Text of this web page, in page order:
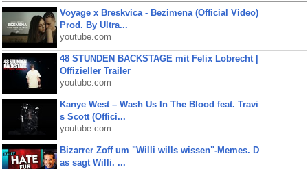
Voyage x Breskvica - Bezimena (Official Video)
Prod. By Ultra...
youtube.com
48 STUNDEN BACKSTAGE mit Felix Lobrecht |
Offizieller Trailer
youtube.com
Kanye West – Wash Us In The Blood feat. Travi
s Scott (Offici...
youtube.com
Bizarrer Zoff um "Willi wills wissen"-Memes. D
as sagt Willi. ...